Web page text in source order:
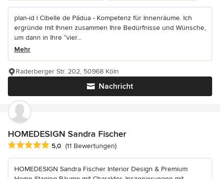
plan-id l Cibelle de Pádua - Kompetenz für Innenräume. Ich
ergründe mit Ihnen zusammen Ihre Bedürfnisse und Wünsche,
um dann in Ihre “vier...
Mehr
Nachricht
Raderberger Str. 202, 50968 Köln
HOMEDESIGN Sandra Fischer
Durchschnittliche Bewertung: 5 von 5 Sternen
5,0 (11 Bewertungen)
HOMEDESIGN Sandra Fischer Interior Design & Premium